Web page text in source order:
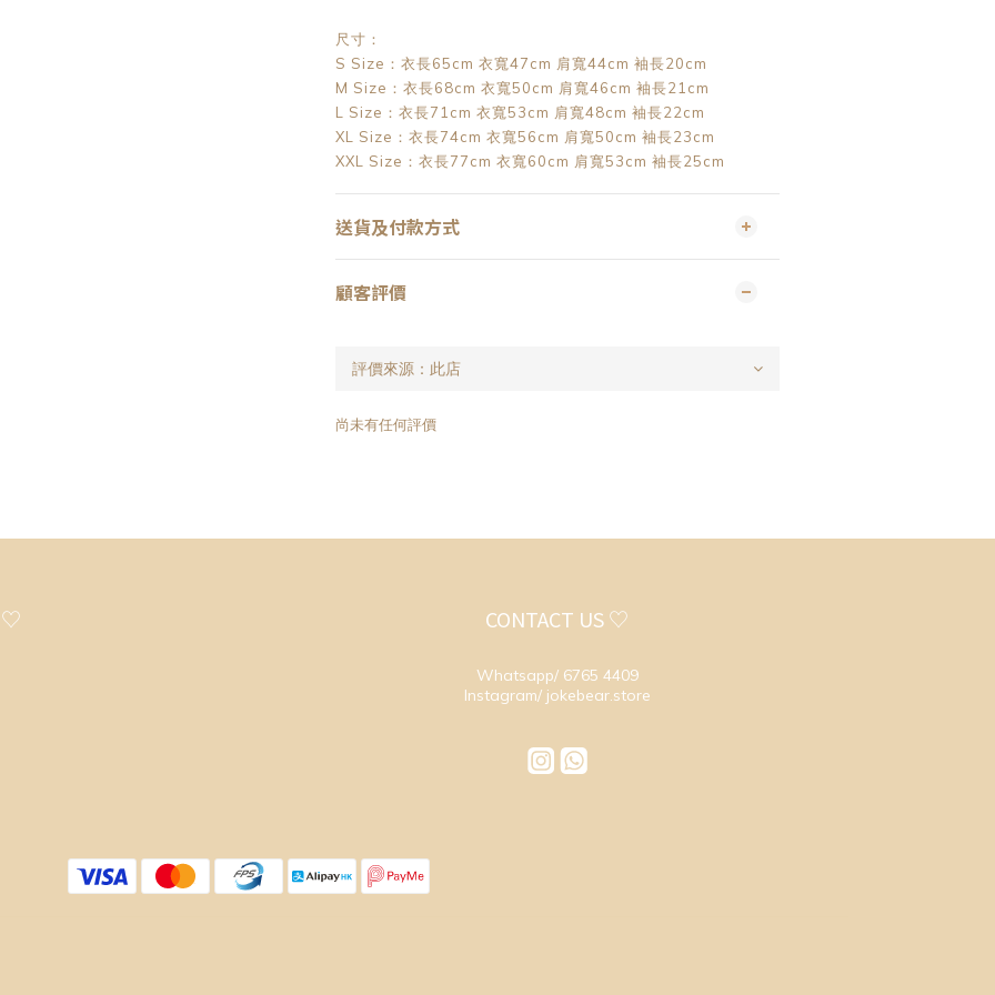
尺寸：
S Size：衣長65cm 衣寬47cm 肩寬44cm 袖長20cm
M Size：衣長68cm 衣寬50cm 肩寬46cm 袖長21cm
L Size：衣長71cm 衣寬53cm 肩寬48cm 袖長22cm
XL Size：衣長74cm 衣寬56cm 肩寬50cm 袖長23cm
XXL Size：衣長77cm 衣寬60cm 肩寬53cm 袖長25cm
送貨及付款方式
顧客評價
尚未有任何評價
♡ CONTACT US ♡
Whatsapp/ 6765 4409
Instagram/ jokebear.store